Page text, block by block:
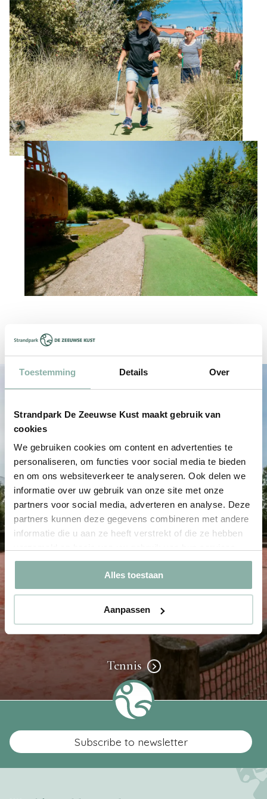
Toestemming Details Over
Strandpark De Zeeuwse Kust maakt gebruik van
cookies
We gebruiken cookies om content en advertenties te
personaliseren, om functies voor social media te bieden
en om ons websiteverkeer te analyseren. Ook delen we
informatie over uw gebruik van onze site met onze
partners voor social media, adverteren en analyse. Deze
partners kunnen deze gegevens combineren met andere
informatie die u aan ze heeft verstrekt of die ze hebben
Alles toestaan
Aanpassen
Other Sports Facilities
Tennis
Subscribe to newsletter